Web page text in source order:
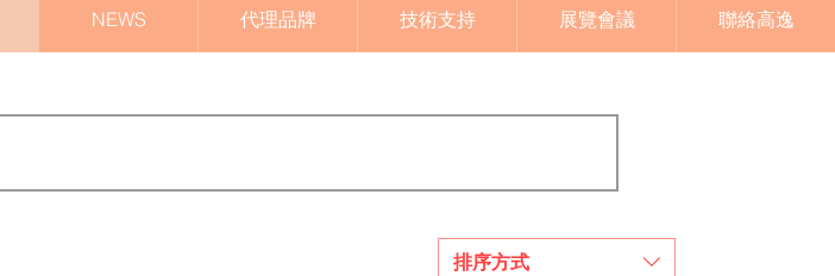
NEWS 代理品牌 技術支持 展覽會議 聯絡高逸
排序方式